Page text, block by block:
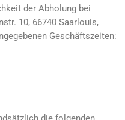
der Abholung bei
10, 66740 Saarlouis,
Geschäftszeiten: